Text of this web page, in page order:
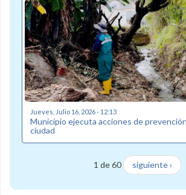
Jueves, Julio 16, 2026 - 12:13
Municipio ejecuta acciones de
ciudad
1 de 60 siguiente ›